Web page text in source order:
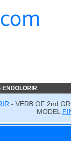
ENDOLORIR
- VERB OF 2nd
MODEL